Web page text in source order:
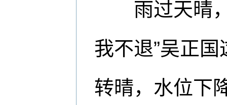
雨过天晴，
我不退”吴正
转晴，水位下